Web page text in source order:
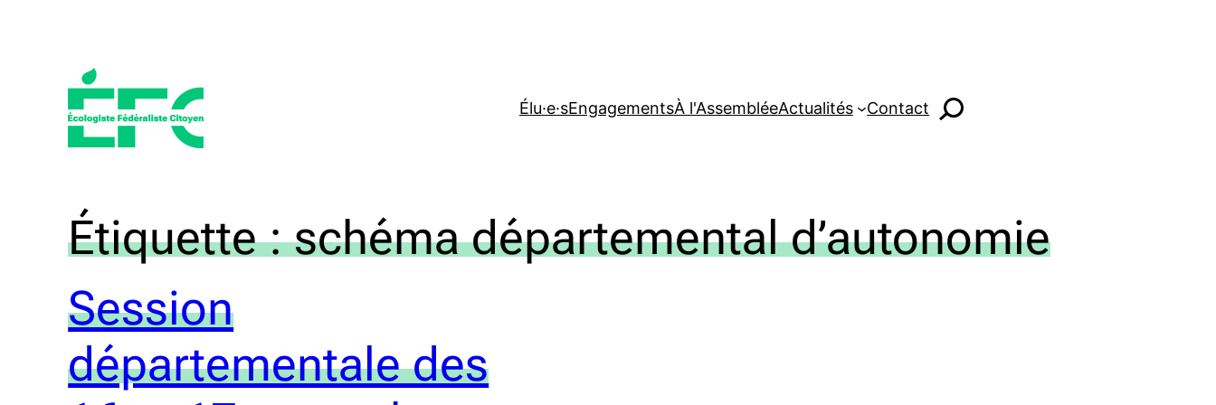
Élu·e·sEngagementsÀ l'AssembléeActualités Contact
Étiquette :schéma départemental d’autonomie
Session
départementale des